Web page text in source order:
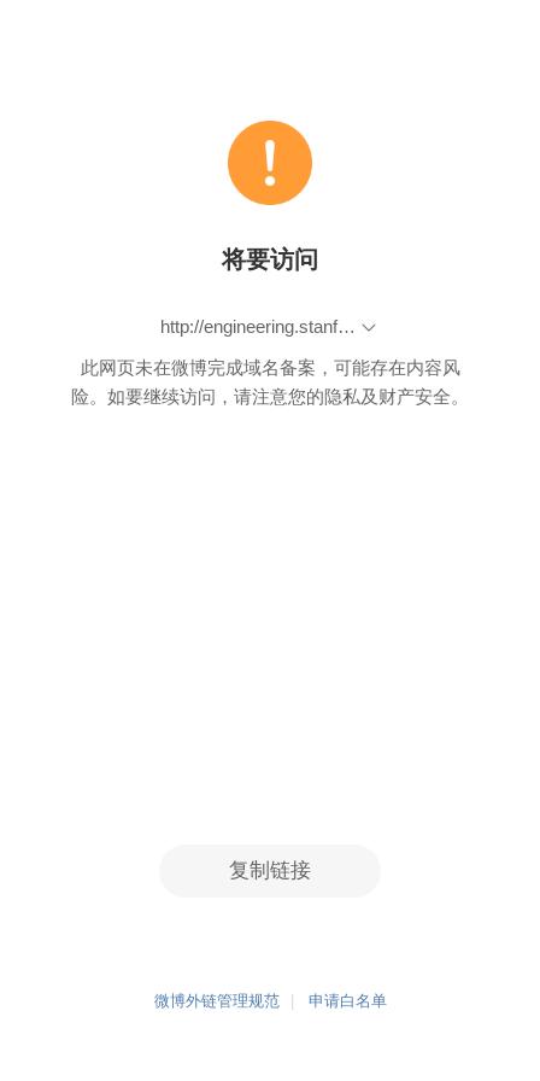
将要访问
http://engineering.stanford.edu/news/stanfords-christopher-manning-columbia-colleague-discuss-talking-thinking-machines
此网页未在微博完成域名备案，可能存在内容风
险。如要继续访问，请注意您的隐私及财产安全。
复制链接
微博外链管理规范 申请白名单